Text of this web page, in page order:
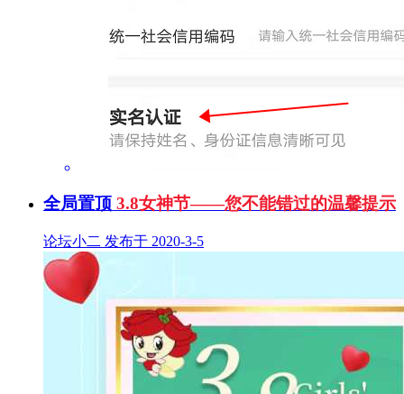
全局置顶 3.8女神节——您不能错过的温馨提示
论坛小二 发布于 2020-3-5